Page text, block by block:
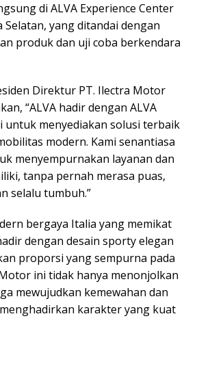
di ALVA Experience Center
Selatan, yang ditandai dengan
produk dan uji coba berkendara
Direktur PT. Ilectra Motor
“ALVA hadir dengan ALVA
untuk menyediakan solusi terbaik
modern. Kami senantiasa
menyempurnakan layanan dan
tanpa pernah merasa puas,
selalu tumbuh.”
bergaya Italia yang memikat
dengan desain sporty elegan
proporsi yang sempurna pada
ini tidak hanya menonjolkan
mewujudkan kemewahan dan
karakter yang kuat